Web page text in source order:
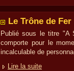
Le Trône de Fer
Publié sous le titre "A
comporte pour le
incalculable de
Lire la suite